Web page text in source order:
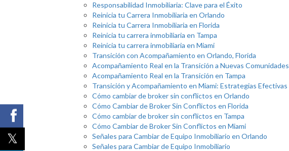
Responsabilidad Inmobiliaria: Clave para el Éxito
Reinicia tu Carrera Inmobiliaria en Orlando
Reinicia tu Carrera Inmobiliaria en Florida
Reinicia tu carrera inmobiliaria en Tampa
Reinicia tu carrera inmobiliaria en Miami
Transición con Acompañamiento en Orlando, Florida
Acompañamiento Real en la Transición a Nuevas Comunidades
Acompañamiento Real en la Transición en Tampa
Transición y Acompañamiento en Miami: Estrategias Efectivas
Cómo cambiar de broker sin conflictos en Orlando
Cómo Cambiar de Broker Sin Conflictos en Florida
Cómo cambiar de broker sin conflictos en Tampa
Cómo Cambiar de Broker Sin Conflictos en Miami
Señales para Cambiar de Equipo Inmobiliario en Orlando
Señales para Cambiar de Equipo Inmobiliario